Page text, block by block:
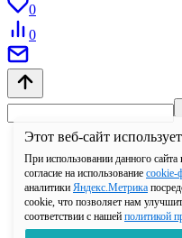
Этот веб-сайт
При использовании данного
согласие на использование cookie-
аналитики Яндекс.Метрика
cookie, что позволяет нам
соответствии с нашей политикой
0
0